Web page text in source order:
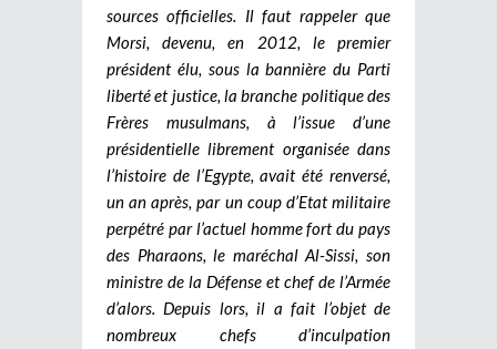
sources officielles. Il faut rappeler que
Morsi, devenu, en 2012, le premier
président élu, sous la bannière du Parti
liberté et justice, la branche politique des
Frères musulmans, à l’issue d’une
présidentielle librement organisée dans
l’histoire de l’Egypte, avait été renversé,
un an après, par un coup d’Etat militaire
perpétré par l’actuel homme fort du pays
des Pharaons, le maréchal Al-Sissi, son
ministre de la Défense et chef de l’Armée
d’alors. Depuis lors, il a fait l’objet de
nombreux chefs d’inculpation